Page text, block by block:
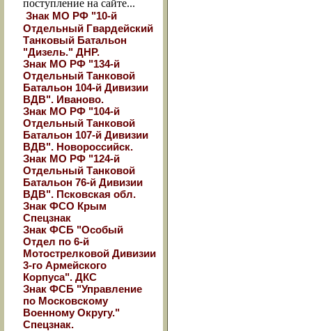
поступление на сайте...
Знак МО РФ "10-й
Отдельный Гвардейский
Танковый Батальон
"Дизель." ДНР.
Знак МО РФ "134-й
Отдельный Танковой
Батальон 104-й Дивизии
ВДВ". Иваново.
Знак МО РФ "104-й
Отдельный Танковой
Батальон 107-й Дивизии
ВДВ". Новороссийск.
Знак МО РФ "124-й
Отдельный Танковой
Батальон 76-й Дивизии
ВДВ". Псковская обл.
Знак ФСО Крым
Спецзнак
Знак ФСБ "Особый
Отдел по 6-й
Мотострелковой Дивизии
3-го Армейского
Корпуса". ДКС
Знак ФСБ "Управление
по Московскому
Военному Округу."
Спецзнак.